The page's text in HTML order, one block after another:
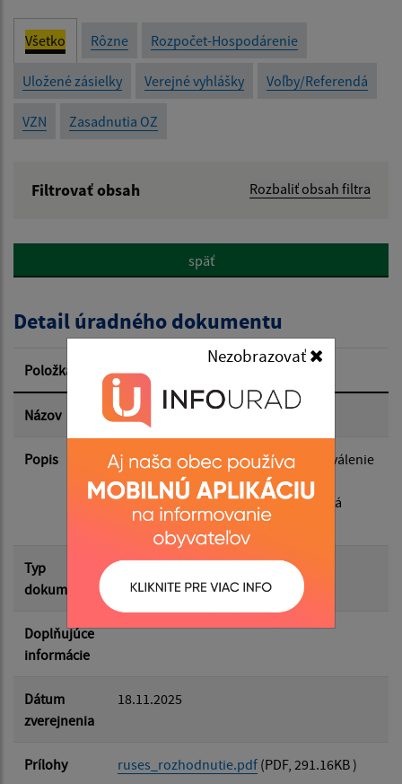
Nezobrazovať
Všetko Rôzne Rozpočet-Hospodárenie
Uložené zásielky Verejné vyhlášky Voľby/Referendá
VZN Zasadnutia OZ
Filtrovať obsah Rozbaliť obsah filtra
Popis:
Dátum zverejnenia od:
Dátum zverejnenia do:
Filtrovať Reset
späť
Detail úradného dokumentu
Položka Informácia
Názov Rozhodnutie - verejná vyhláška
Popis
Rozhodnutie, Verejná vyhláška, Schválenie
Regionálneho územného systému
ekologickej stability okresu Rimavská
Sobota
Typ
dokumentu
Doplňujúce
informácie
Dátum
zverejnenia
18.11.2025
Prílohy ruses_rozhodnutie.pdf (PDF, 291.16KB )